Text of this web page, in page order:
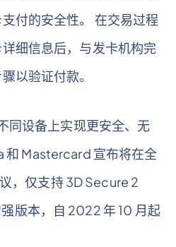
付的安全性。 在交易过程
细信息后，与发卡机构完
以验证付款。
同设备上实现更安全、无
和 Mastercard 宣布将在全
，仅支持 3D Secure 2
版本，自 2022 年 10 月起